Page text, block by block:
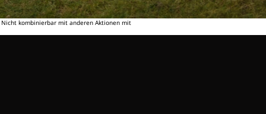
kombinierbar mit anderen Aktionen mit